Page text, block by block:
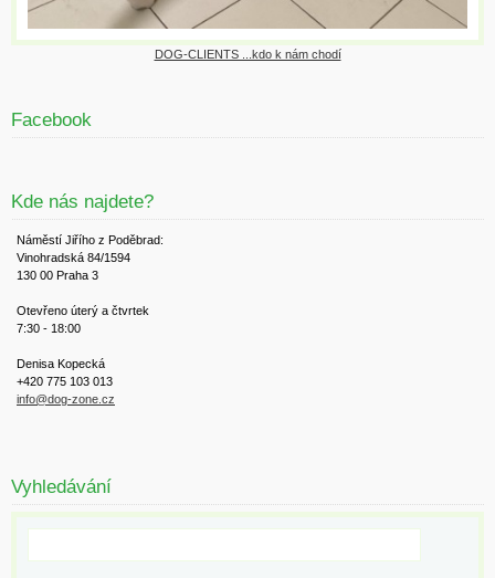
DOG-CLIENTS ...kdo k nám chodí
Facebook
Kde nás najdete?
Náměstí Jiřího z Poděbrad:
Vinohradská 84/1594
130 00 Praha 3
Otevřeno úterý a čtvrtek
7:30 - 18:00
Denisa Kopecká
+420 775 103 013
info@dog-zone.cz
Vyhledávání